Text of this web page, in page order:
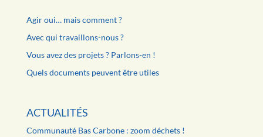
Agir oui… mais comment ?
Avec qui travaillons-nous ?
Vous avez des projets ? Parlons-en !
Quels documents peuvent être utiles
ACTUALITÉS
Communauté Bas Carbone : zoom déchets !